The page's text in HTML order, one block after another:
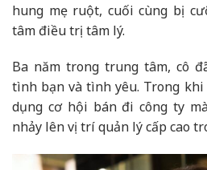
hung mẹ ruột, cuối cùng bị
tâm điều trị tâm lý.
Ba năm trong trung tâm, cô
tình bạn và tình yêu. Trong
dụng cơ hội bán đi công ty
nhảy lên vị trí quản lý cấp cao